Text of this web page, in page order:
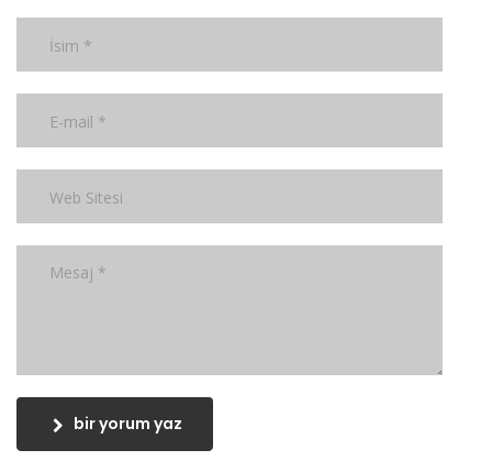
bir yorum yaz